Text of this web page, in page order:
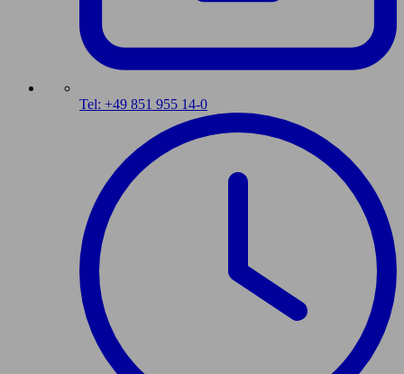
Tel: +49 851 955 14-0